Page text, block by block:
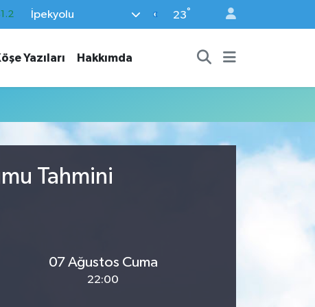
İpekyolu 23°
Yazıları Hakkımda
Tahmini
07 Ağustos Cuma
22:00